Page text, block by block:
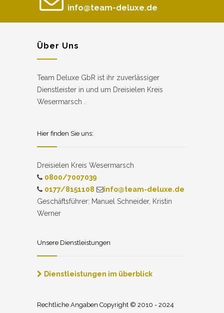
info@team-deluxe.de
Über Uns
Team Deluxe GbR ist ihr zuverlässiger
Dienstleister in und um Dreisielen Kreis
Wesermarsch .
Hier finden Sie uns:
Dreisielen Kreis Wesermarsch
0800/7007039
0177/8151108
info@team-deluxe.de
Geschäftsführer: Manuel Schneider, Kristin
Werner
Unsere Dienstleistungen
Dienstleistungen im überblick
Rechtliche Angaben Copyright © 2010 - 2024